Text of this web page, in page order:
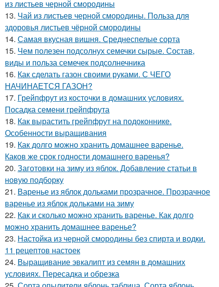
из листьев черной смородины
13. Чай из листьев черной смородины. Польза для
здоровья листьев чёрной смородины
14. Самая вкусная вишня. Среднеспелые сорта
15. Чем полезен подсолнух семечки сырые. Состав,
виды и польза семечек подсолнечника
16. Как сделать газон своими руками. С ЧЕГО
НАЧИНАЕТСЯ ГАЗОН?
17. Грейпфрут из косточки в домашних условиях.
Посадка семени грейпфрута
18. Как вырастить грейпфрут на подоконнике.
Особенности выращивания
19. Как долго можно хранить домашнее варенье.
Каков же срок годности домашнего варенья?
20. Заготовки на зиму из яблок. Добавление статьи в
новую подборку
21. Варенье из яблок дольками прозрачное. Прозрачное
варенье из яблок дольками на зиму
22. Как и сколько можно хранить варенье. Как долго
можно хранить домашнее варенье?
23. Настойка из черной смородины без спирта и водки.
11 рецептов настоек
24. Выращивание эвкалипт из семян в домашних
условиях. Пересадка и обрезка